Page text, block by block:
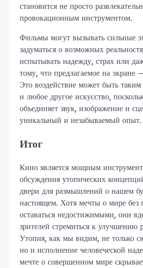
становится не просто
провокационным инструментом.
Фильмы могут вызывать сильные
задуматься о возможных
испытывать надежду, страх или
тому, что предлагаемое на экране
Это воздействие может быть
и любое другое искусство,
объединяет звук, изображение и
уникальный и незабываемый опыт.
Итог
Кино является мощным
обсуждения утопических
двери для размышлений о нашем
настоящем. Хотя мечты о мире без
оставаться недостижимыми, они
зрителей стремиться к улучшению
Утопия, как мы видим, не только
но и исполнение человеческой
мечте о совершенном мире